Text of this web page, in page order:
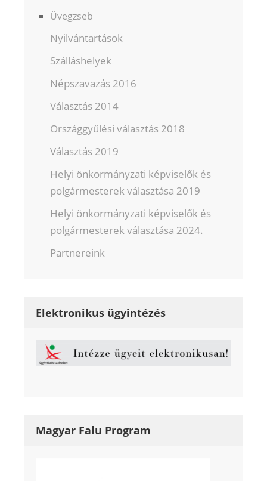
Üvegzseb
Nyilvántartások
Szálláshelyek
Népszavazás 2016
Választás 2014
Országgyűlési választás 2018
Választás 2019
Helyi önkormányzati képviselők és
polgármesterek választása 2019
Helyi önkormányzati képviselők és
polgármesterek választása 2024.
Partnereink
Elektronikus ügyintézés
Magyar Falu Program